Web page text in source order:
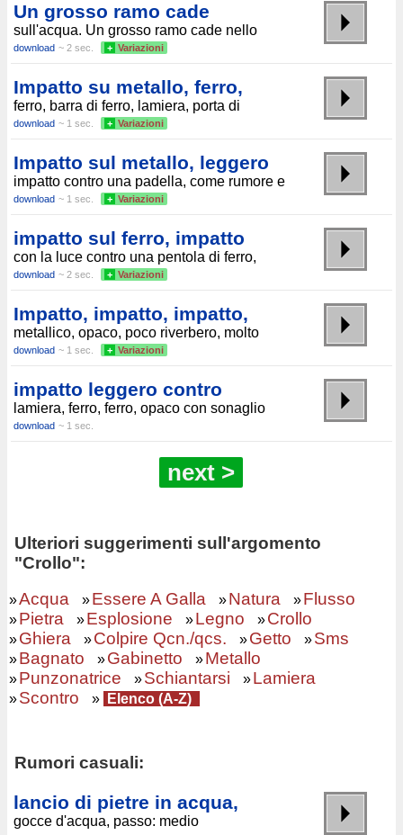
Un grosso ramo cade
sull'acqua. Un grosso ramo cade nello
download ~ 2 sec. + Variazioni
Impatto su metallo, ferro,
ferro, barra di ferro, lamiera, porta di
download ~ 1 sec. + Variazioni
Impatto sul metallo, leggero
impatto contro una padella, come rumore e
download ~ 1 sec. + Variazioni
impatto sul ferro, impatto
con la luce contro una pentola di ferro,
download ~ 2 sec. + Variazioni
Impatto, impatto, impatto,
metallico, opaco, poco riverbero, molto
download ~ 1 sec. + Variazioni
impatto leggero contro
lamiera, ferro, ferro, opaco con sonaglio
download ~ 1 sec.
next >
Ulteriori suggerimenti sull'argomento
"Crollo":
»Acqua »Essere A Galla »Natura »Flusso
»Pietra »Esplosione »Legno »Crollo
»Ghiera »Colpire Qcn./qcs. »Getto »Sms
»Bagnato »Gabinetto »Metallo
»Punzonatrice »Schiantarsi »Lamiera
»Scontro » Elenco (A-Z)
Rumori casuali:
lancio di pietre in acqua,
gocce d'acqua, passo: medio